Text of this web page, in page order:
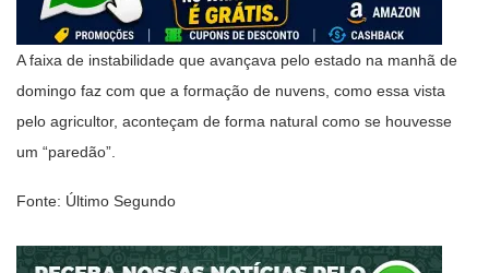
A faixa de instabilidade que avançava pelo estado na manhã de
domingo faz com que a formação de nuvens, como essa vista
pelo agricultor, aconteçam de forma natural como se houvesse
um “paredão”.
Fonte: Último Segundo